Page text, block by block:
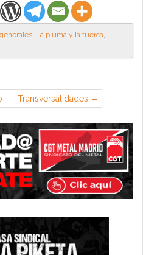
, La pluma y la tuerca,
Transversalidades